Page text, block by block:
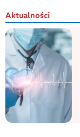
Aktualności